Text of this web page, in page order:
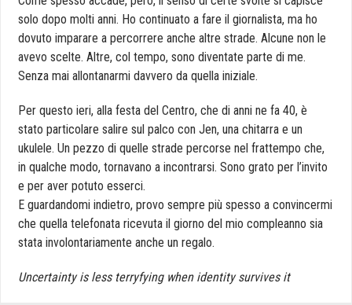
solo dopo molti anni. Ho continuato a fare il giornalista, ma ho
dovuto imparare a percorrere anche altre strade. Alcune non le
avevo scelte. Altre, col tempo, sono diventate parte di me.
Senza mai allontanarmi davvero da quella iniziale.
Per questo ieri, alla festa del Centro, che di anni ne fa 40, è
stato particolare salire sul palco con Jen, una chitarra e un
ukulele. Un pezzo di quelle strade percorse nel frattempo che,
in qualche modo, tornavano a incontrarsi. Sono grato per l’invito
e per aver potuto esserci.
E guardandomi indietro, provo sempre più spesso a convincermi
che quella telefonata ricevuta il giorno del mio compleanno sia
stata involontariamente anche un regalo.
Uncertainty is less terryfying when identity survives it